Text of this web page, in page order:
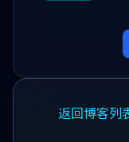
返回博客列